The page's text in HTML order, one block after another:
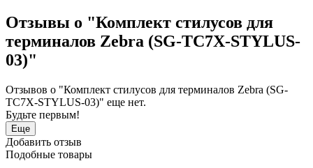
Отзывы о "Комплект стилусов для
терминалов Zebra (SG-TC7X-STYLUS-
03)"
Отзывов о "Комплект стилусов для терминалов Zebra (SG-
TC7X-STYLUS-03)" еще нет.
Будьте первым!
Еще
Добавить отзыв
Подобные товары